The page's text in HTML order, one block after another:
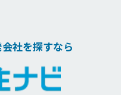
社を探すなら